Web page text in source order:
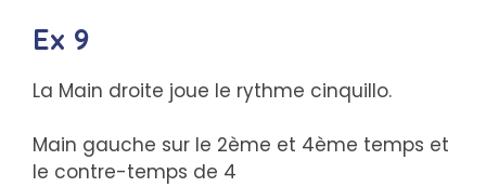
Ex 9
La Main droite joue le rythme cinquillo.
Main gauche sur le 2ème et 4ème temps et
le contre-temps de 4